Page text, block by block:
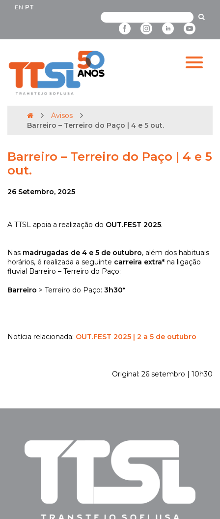
EN PT
Avisos
Barreiro – Terreiro do Paço | 4 e 5 out.
Barreiro – Terreiro do Paço | 4 e 5
out.
26 Setembro, 2025
A TTSL apoia a realização do OUT.FEST 2025.
Nas madrugadas de 4 e 5 de outubro, além dos habituais
horários, é realizada a seguinte carreira extra* na ligação
fluvial Barreiro – Terreiro do Paço:
Barreiro > Terreiro do Paço: 3h30*
Notícia relacionada: OUT.FEST 2025 | 2 a 5 de outubro
Original: 26 setembro | 10h30